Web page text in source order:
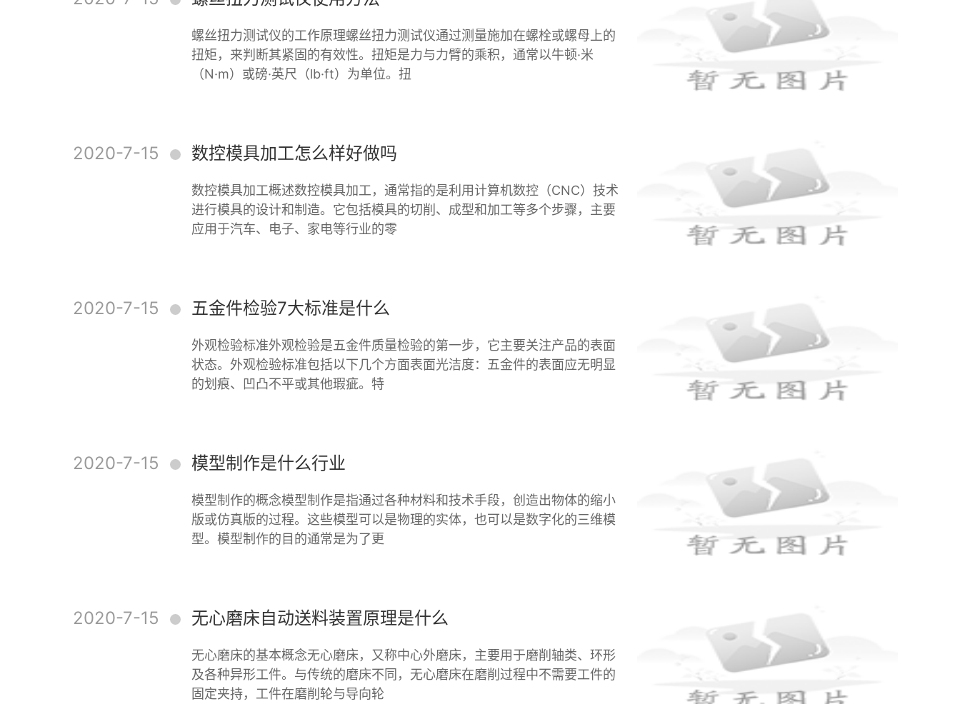
螺丝扭力测试仪的工作原理螺丝扭力测试仪通过测量施加在螺栓或螺母上的
扭矩，来判断其紧固的有效性。扭矩是力与力臂的乘积，通常以牛顿·米
（N·m）或磅·英尺（lb·ft）为单位。扭
2020-7-15 数控模具加工怎么样好做吗
数控模具加工概述数控模具加工，通常指的是利用计算机数控（CNC）技术
进行模具的设计和制造。它包括模具的切削、成型和加工等多个步骤，主要
应用于汽车、电子、家电等行业的零
2020-7-15 五金件检验7大标准是什么
外观检验标准外观检验是五金件质量检验的第一步，它主要关注产品的表面
状态。外观检验标准包括以下几个方面表面光洁度：五金件的表面应无明显
的划痕、凹凸不平或其他瑕疵。特
2020-7-15 模型制作是什么行业
模型制作的概念模型制作是指通过各种材料和技术手段，创造出物体的缩小
版或仿真版的过程。这些模型可以是物理的实体，也可以是数字化的三维模
型。模型制作的目的通常是为了更
2020-7-15 无心磨床自动送料装置原理是什么
无心磨床的基本概念无心磨床，又称中心外磨床，主要用于磨削轴类、环形
及各种异形工件。与传统的磨床不同，无心磨床在磨削过程中不需要工件的
固定夹持，工件在磨削轮与导向轮